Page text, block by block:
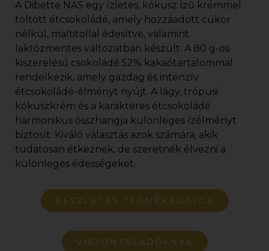
A Dibette NAS egy ízletes, kókusz ízű krémmel
töltött étcsokoládé, amely hozzáadott cukor
nélkül, maltitollal édesítve, valamint
laktózmentes változatban készült. A 80 g-os
kiszerelésű csokoládé 52% kakaótartalommal
rendelkezik, amely gazdag és intenzív
étcsokoládé-élményt nyújt. A lágy, trópusi
kókuszkrém és a karakteres étcsokoládé
harmonikus összhangja különleges ízélményt
biztosít. Kiváló választás azok számára, akik
tudatosan étkeznek, de szeretnék élvezni a
különleges édességeket.
RÉSZLETES TERMÉKADATOK
VISZONTELADÓKNAK